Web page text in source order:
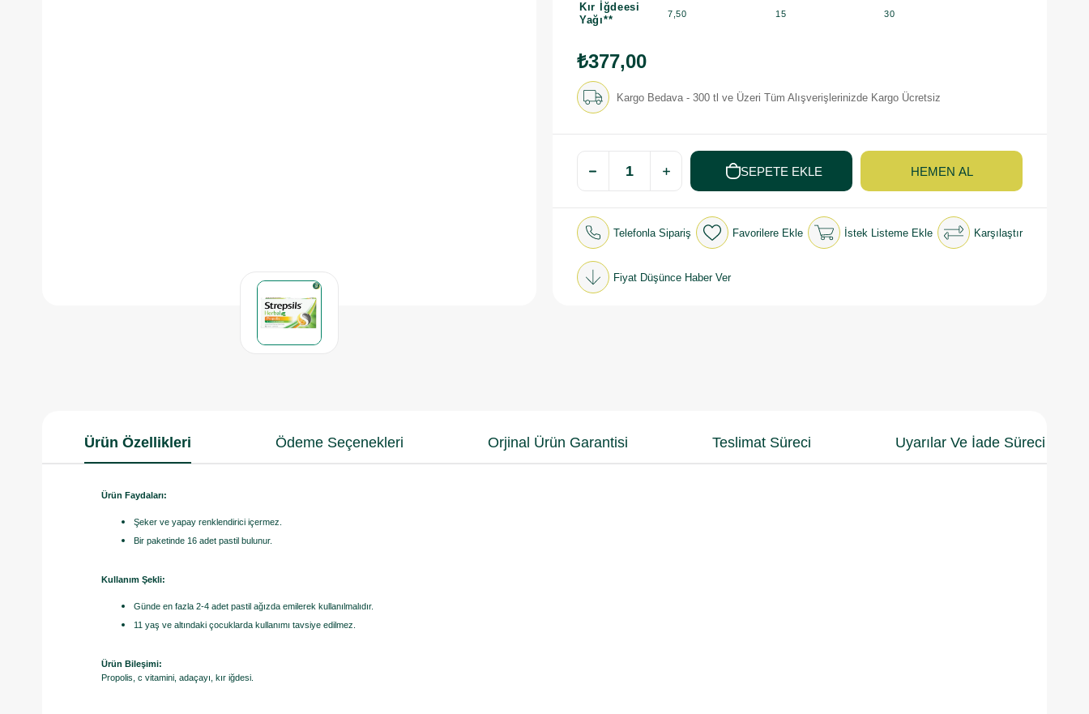
Kır İğdeesi
Yağı**
7,50 15 30
₺377,00
Kargo Bedava - 300 tl ve Üzeri Tüm Alışverişlerinizde Kargo Ücretsiz
Telefonla Sipariş Favorilere Ekle İstek Listeme Ekle Karşılaştır
Fiyat Düşünce Haber Ver
Ürün Özellikleri Ödeme Seçenekleri Orjinal Ürün Garantisi Teslimat Süreci Uyarılar Ve İade Süreci
Ürün Faydaları:
Şeker ve yapay renklendirici içermez.
Bir paketinde 16 adet pastil bulunur.
Kullanım Şekli:
Günde en fazla 2-4 adet pastil ağızda emilerek kullanılmalıdır.
11 yaş ve altındaki çocuklarda kullanımı tavsiye edilmez.
Ürün Bileşimi:
Propolis, c vitamini, adaçayı, kır iğdesi.